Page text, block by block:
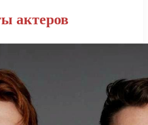
актеров